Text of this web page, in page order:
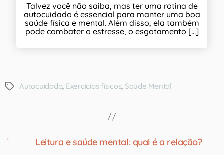
Talvez você não saiba, mas ter uma rotina de
autocuidado é essencial para manter uma boa
saúde física e mental. Além disso, ela também
pode combater o estresse, o esgotamento [...]
Autocuidado, Exercícios físicos, Saúde Mental
←
Leitura e saúde mental: qual é a relação?